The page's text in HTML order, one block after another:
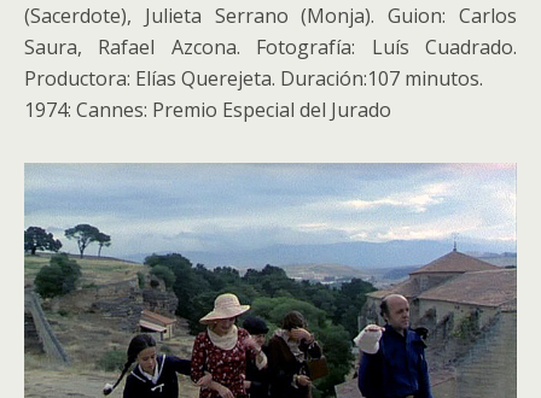
(Sacerdote), Julieta Serrano (Monja). Guion: Carlos
Saura, Rafael Azcona. Fotografía: Luís Cuadrado.
Productora: Elías Querejeta. Duración:107 minutos.
1974: Cannes: Premio Especial del Jurado